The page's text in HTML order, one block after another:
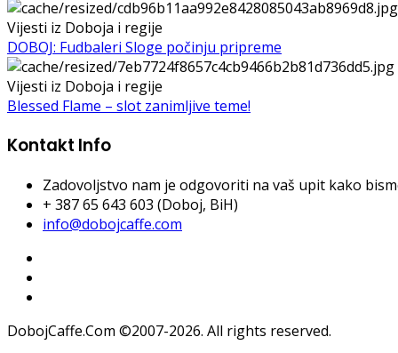
Vijesti iz Doboja i regije
DOBOJ: Fudbaleri Sloge počinju pripreme
Vijesti iz Doboja i regije
Blessed Flame – slot zanimljive teme!
Kontakt Info
Zadovoljstvo nam je odgovoriti na vaš upit kako
+ 387 65 643 603 (Doboj, BiH)
info@dobojcaffe.com
DobojCaffe.Com ©2007-2026. All rights reserved.